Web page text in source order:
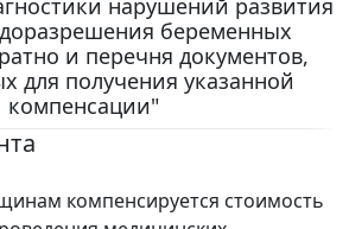
нарушений развития
беременных
и перечня документов,
для получения указанной
компенсации"
компенсируется стоимость